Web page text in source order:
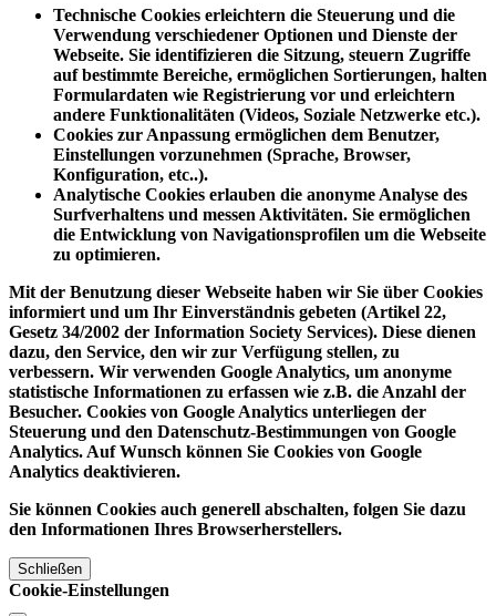
Technische Cookies erleichtern die Steuerung und die
Verwendung verschiedener Optionen und Dienste der
Webseite. Sie identifizieren die Sitzung, steuern Zugriffe
auf bestimmte Bereiche, ermöglichen Sortierungen, halten
Formulardaten wie Registrierung vor und erleichtern
andere Funktionalitäten (Videos, Soziale Netzwerke etc.).
Cookies zur Anpassung ermöglichen dem Benutzer,
Einstellungen vorzunehmen (Sprache, Browser,
Konfiguration, etc..).
Analytische Cookies erlauben die anonyme Analyse des
Surfverhaltens und messen Aktivitäten. Sie ermöglichen
die Entwicklung von Navigationsprofilen um die Webseite
zu optimieren.
Mit der Benutzung dieser Webseite haben wir Sie über Cookies
informiert und um Ihr Einverständnis gebeten (Artikel 22,
Gesetz 34/2002 der Information Society Services). Diese dienen
dazu, den Service, den wir zur Verfügung stellen, zu
verbessern. Wir verwenden Google Analytics, um anonyme
statistische Informationen zu erfassen wie z.B. die Anzahl der
Besucher. Cookies von Google Analytics unterliegen der
Steuerung und den Datenschutz-Bestimmungen von Google
Analytics. Auf Wunsch können Sie Cookies von Google
Analytics deaktivieren.
Sie können Cookies auch generell abschalten, folgen Sie dazu
den Informationen Ihres Browserherstellers.
Schließen
Cookie-Einstellungen